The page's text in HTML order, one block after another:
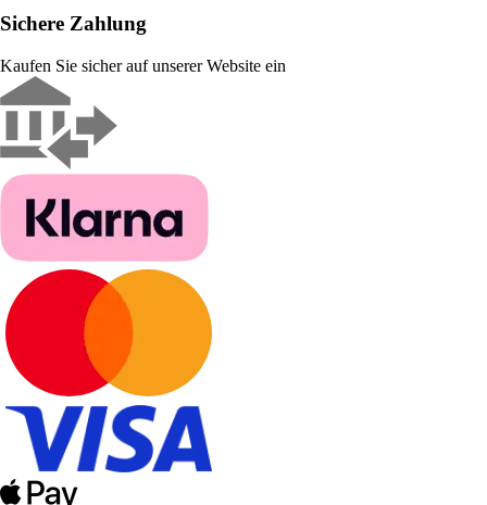
Sichere Zahlung
Kaufen Sie sicher auf unserer Website ein